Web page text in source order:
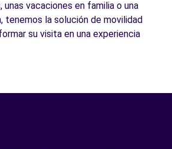
unas vacaciones en familia o una
tenemos la solución de movilidad
su visita en una experiencia